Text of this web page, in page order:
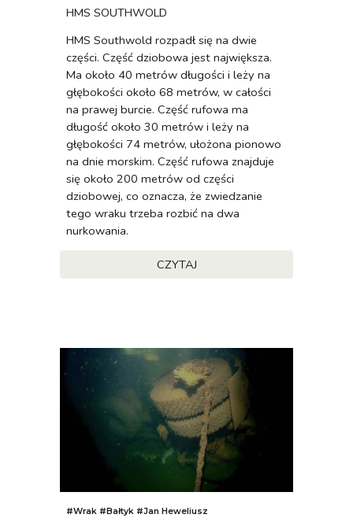
HMS SOUTHWOLD
HMS Southwold rozpadł się na dwie
części. Część dziobowa jest największa.
Ma około 40 metrów długości i leży na
głębokości około 68 metrów, w całości
na prawej burcie. Część rufowa ma
długość około 30 metrów i leży na
głębokości 74 metrów, ułożona pionowo
na dnie morskim. Część rufowa znajduje
się około 200 metrów od części
dziobowej, co oznacza, że zwiedzanie
tego wraku trzeba rozbić na dwa
nurkowania.
CZYTAJ
#Wrak # Bałtyk #Jan Heweliusz